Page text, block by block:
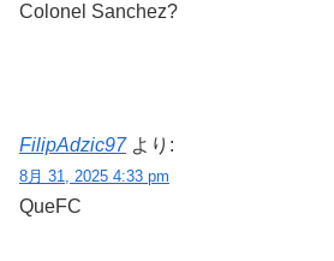
Colonel Sanchez?
FilipAdzic97 より:
8月 31, 2025 4:33 pm
QueFC